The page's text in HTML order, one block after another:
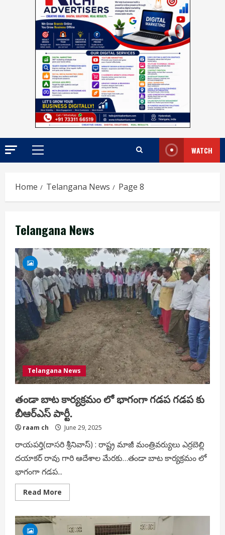
Primary
WATCH
Home Telangana News Page 8
Telangana News
Telangana News
తండా బాట కార్యక్రమం లో భాగంగా గడప గడప కు
బీఆర్ఎస్ పార్టీ.
raam ch June 29, 2025
రాయపర్తి(దాసరి శ్రీనివాస్) : రాష్ట్ర మాజీ మంత్రివర్యులు ఎర్రబెల్లి
దయాకర్ రావు గారి ఆదేశాల మేరకు…తండా బాట కార్యక్రమం లో
భాగంగా గడప...
Read More
more
కార్యక్రమం